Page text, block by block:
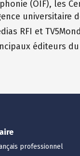
(OIF), les
universitaire
RFI et
éditeurs
professionnel